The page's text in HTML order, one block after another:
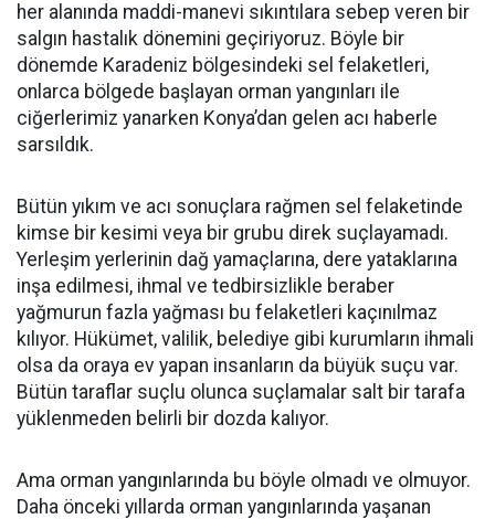
her alanında maddi-manevi sıkıntılara sebep veren bir
salgın hastalık dönemini geçiriyoruz. Böyle bir
dönemde Karadeniz bölgesindeki sel felaketleri,
onlarca bölgede başlayan orman yangınları ile
ciğerlerimiz yanarken Konya’dan gelen acı haberle
sarsıldık.
Bütün yıkım ve acı sonuçlara rağmen sel felaketinde
kimse bir kesimi veya bir grubu direk suçlayamadı.
Yerleşim yerlerinin dağ yamaçlarına, dere yataklarına
inşa edilmesi, ihmal ve tedbirsizlikle beraber
yağmurun fazla yağması bu felaketleri kaçınılmaz
kılıyor. Hükümet, valilik, belediye gibi kurumların ihmali
olsa da oraya ev yapan insanların da büyük suçu var.
Bütün taraflar suçlu olunca suçlamalar salt bir tarafa
yüklenmeden belirli bir dozda kalıyor.
Ama orman yangınlarında bu böyle olmadı ve olmuyor.
Daha önceki yıllarda orman yangınlarında yaşanan